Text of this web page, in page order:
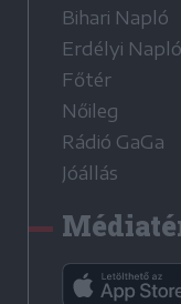
Bihari Napló
Erdélyi Napló
Főtér
Nőileg
Rádió GaGa
Jóállás